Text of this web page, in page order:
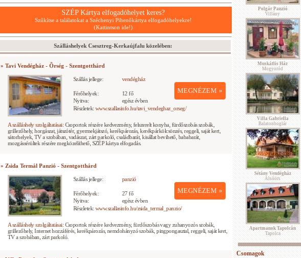
SZÉP Kártya elfogadóhelyet keres?
Szűkítse a találatokat a Széchenyi Pihenőkártya elfogadóhelyekre!
(Kattintson ide!)
Szálláshelyek Csesztreg-Kerkaújfalu közelében:
» Tavi Vendégház - Õrség - Szentgotthárd
Szállás jellege: vendégház
MEGNÉZEM »
Férőhelyek:
12 fő
Nyitva:
egész évben
Részletek: www.szallasinfo.hu/tavi_vendeghaz_orseg/
A szálláshely szolgáltatásai: Csoportok részére kedvezmény, felszerelt konyha, fürdőszobás szobák,
grillezőhely, horgászat, játszótér, gyermekjátszó, kerékpározás, kerékpárkölcsönzés, reggeli, saját kert,
sátorhelyek, TV a szobában, vadászat, zárt parkoló, családbarát, kisállat bevihető, bababarát,
mozgássérültek részére megközelíthető, SZÉP kártya elfogadás.
» Zsida Termál Panzió - Szentgotthárd
Szállás jellege: panzió
MEGNÉZEM »
Férőhelyek:
27 fő
Nyitva:
egész évben
Részletek: www.szallasinfo.hu/zsida_termal_panzio/
A szálláshely szolgáltatásai: Csoportok részére kedvezmény, fürdőszobás vagy zuhanyozós szobák,
grillezőhely, Internet hozzáférés, kerékpározás, nemdohányzó szobák, pingpongasztal, reggeli, saját kert,
TV a szobában, zárt parkoló.
Polgár Panzió
Villány
Muskátlis Ház
Mogyoród
Villa Gabriella
Balatonboglár
Sétány Vendégház
Alsóörs
Apartmanok Tapolcán
Tapolca
Csomagok